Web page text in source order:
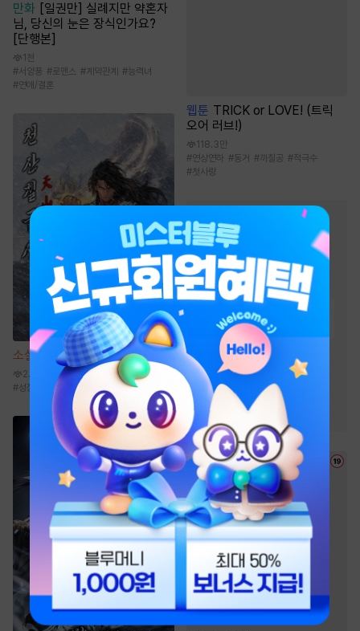
만화
[일권만] 실례지만 약혼자
님, 당신의 눈은 장식인가요?
[단행본]
1천
#서양풍 #로맨스 # 계약관계 #능력녀
#연애/결혼
소설 천산칠금생 [단행본]
2.6만
#성장물 전통무협 비장함
웹툰 TRICK or LOVE! (트릭
오어 러브!)
118.3만
#연상연하 #동거 #까칠공 #적극수
#첫사랑
무협 소설
인기 키워드
# 검객/무사 #천하제일인
#먼치킨 잔잔함 #정파
고독함 #빙의물
통쾌함 #마교
생존물 #천마
#복수물 #비장함
차원이동물 #
환생물
성장물 #